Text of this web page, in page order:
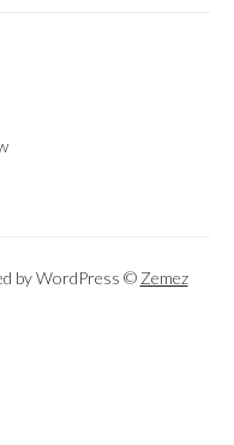
by WordPress © Zemez